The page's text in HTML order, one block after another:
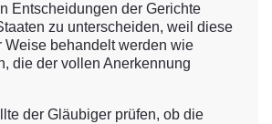
Entscheidungen der Gerichte
zu unterscheiden, weil diese
Weise behandelt werden wie
die der vollen Anerkennung
der Gläubiger prüfen, ob die